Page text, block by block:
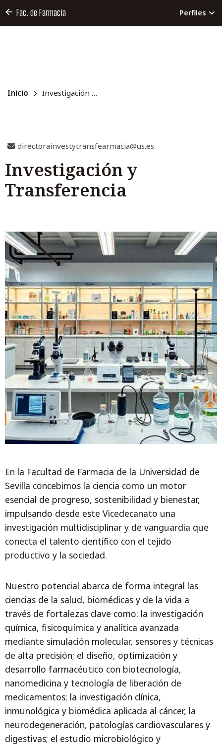
Fac. de Farmacia Perfiles
Inicio Investigación y Transferencia
directorainvestytransfearmacia@us.es
Investigación y
Transferencia
En la Facultad de Farmacia de la Universidad de
Sevilla concebimos la ciencia como un motor
esencial de progreso, sostenibilidad y bienestar,
impulsando desde este Vicedecanato una
investigación multidisciplinar y de vanguardia que
conecta el talento científico con el tejido
productivo y la sociedad.
Nuestro potencial abarca de forma integral las
ciencias de la salud, biomédicas y de la vida a
través de fortalezas clave como: la investigación
química, fisicoquímica y analítica avanzada
mediante simulación molecular, sensores y técnicas
de alta precisión; el diseño, optimización y
desarrollo farmacéutico con biotecnología,
nanomedicina y tecnología de liberación de
medicamentos; la investigación clínica,
inmunológica y biomédica aplicada al cáncer, la
neurodegeneración, patologías cardiovasculares y
digestivas; el estudio microbiológico y